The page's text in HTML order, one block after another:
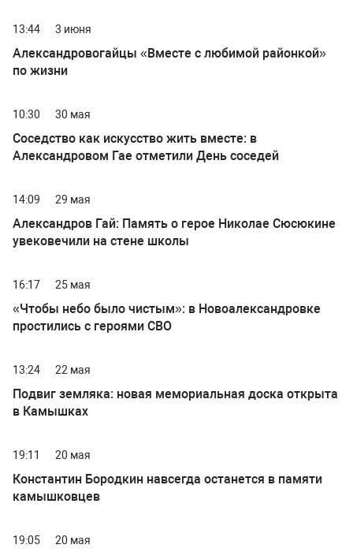
13:44 3 июня
Александровогайцы «Вместе с любимой районкой»
по жизни
10:30 30 мая
Соседство как искусство жить вместе: в
Александровом Гае отметили День соседей
14:09 29 мая
Александров Гай: Память о герое Николае Сюсюкине
увековечили на стене школы
16:17 25 мая
«Чтобы небо было чистым»: в Новоалександровке
простились с героями СВО
13:24 22 мая
Подвиг земляка: новая мемориальная доска открыта
в Камышках
19:11 20 мая
Константин Бородкин навсегда останется в памяти
камышковцев
19:05 20 мая